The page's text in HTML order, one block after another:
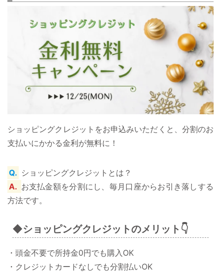
ショッピングクレジットをお申込みいただくと、分割のお
支払いにかかる金利が無料に！
Q. ショッピングクレジットとは？
A. お支払金額を分割にし、毎月口座からお引き落しする
方法です。
◆ショッピングクレジットのメリット 👇
・頭金不要で所持金0円でも購入OK
・クレジットカードなしでも分割払いOK